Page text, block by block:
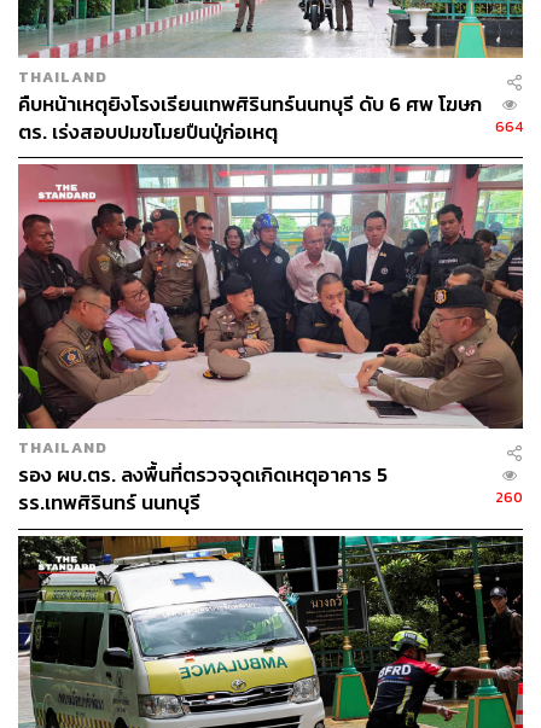
THAILAND
คืบหน้าเหตุยิงโรงเรียนเทพศิรินทร์นนทบุรี ดับ 6 ศพ โฆษก
ตร. เร่งสอบปมขโมยปืนปู่ก่อเหตุ
664
THAILAND
รอง ผบ.ตร. ลงพื้นที่ตรวจจุดเกิดเหตุอาคาร 5
รร.เทพศิรินทร์ นนทบุรี
260